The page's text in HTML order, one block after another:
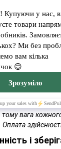
грісіні
та оливковою
сендвічах для
з
печеним
вага
і